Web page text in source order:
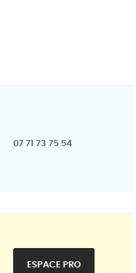
07 71 73 75 54
ESPACE PRO